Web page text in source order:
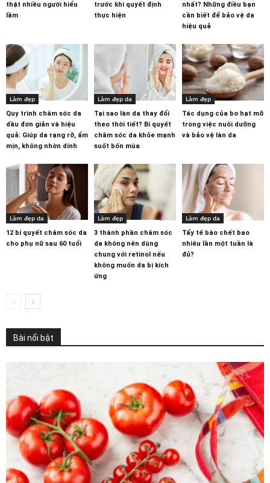
thật nhiều người hiểu
lầm
trước khi quyết định
thực hiện
nhất? Những điều bạn
cần biết để bảo vệ da
hiệu quả
Làm đẹp
Quy trình chăm sóc da
dầu đơn giản và hiệu
quả: Giúp da rạng rỡ, ẩm
mịn, không nhờn dính
Làm đẹp da
Tại sao làn da thay đổi
theo thời tiết? Bí quyết
chăm sóc da khỏe mạnh
suốt bốn mùa
Làm đẹp
Tác dụng của bơ hạt mỡ
trong việc nuôi dưỡng
và bảo vệ làn da
Làm đẹp da
12 bí quyết chăm sóc da
cho phụ nữ sau 60 tuổi
Làm đẹp
3 thành phần chăm sóc
da không nên dùng
chung với retinol nếu
không muốn da bị kích
ứng
Làm đẹp da
Tẩy tế bào chết bao
nhiêu lần một tuần là
đủ?
Bài nổi bật